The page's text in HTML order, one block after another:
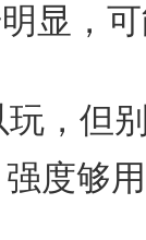
显，
玩，但
度够